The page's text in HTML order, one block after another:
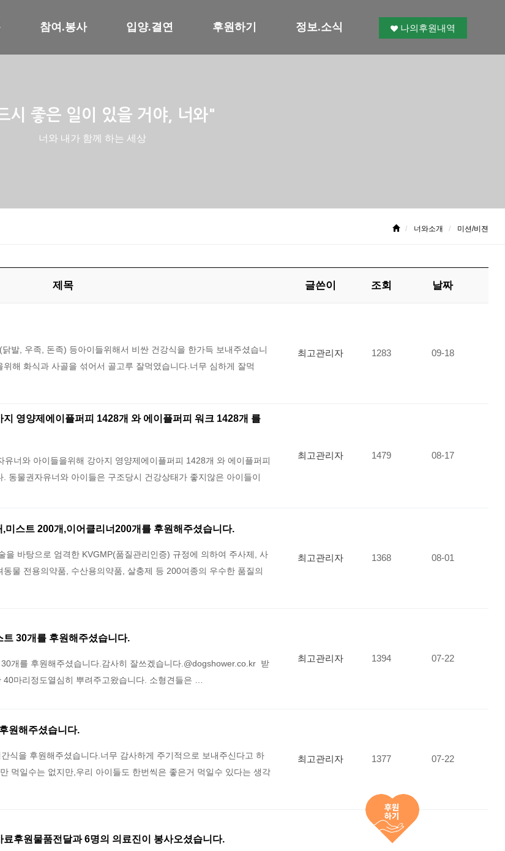
참여.봉사 입양.결연 후원하기 정보.소식 나의후원내역
시 좋은 일이 있을 거야, 너와"
너와 내가 함께 하는 세상
너와소개 미션/비젼
제목 글쓴이 조회 날짜
발, 우족, 돈족) 등아이들위해서 비싼 건강식을 한가득 보내주셨습니
해 화식과 사골을 섞어서 골고루 잘먹였습니다.너무 심하게 잘먹
최고관리자 1283 09-18
영양제에이플퍼피 1428개 와 에이플퍼피 워크 1428개 를
유너와 아이들을위해 강아지 영양제에이플퍼피 1428개 와 에이플퍼피
동물권자유너와 아이들은 구조당시 건강상태가 좋지않은 아이들이
최고관리자 1479 08-17
미스트 200개,이어클리너200개를 후원해주셨습니다.
을 바탕으로 엄격한 KVGMP(품질관리인증) 규정에 의하여 주사제, 사
물 전용의약품, 수산용의약품, 살충제 등 200여종의 우수한 품질의
최고관리자 1368 08-01
30개를 후원해주셨습니다.
개를 후원해주셨습니다.감사히 잘쓰겠습니다.@dogshower.co.kr 받
마리정도열심히 뿌려주고왔습니다. 소형견들은 …
최고관리자 1394 07-22
원해주셨습니다.
식을 후원해주셨습니다.너무 감사하게 주기적으로 보내주신다고 하
먹일수는 없지만,우리 아이들도 한번씩은 좋은거 먹일수 있다는 생각
최고관리자 1377 07-22
후원물품전달과 6명의 의료진이 봉사오셨습니다.